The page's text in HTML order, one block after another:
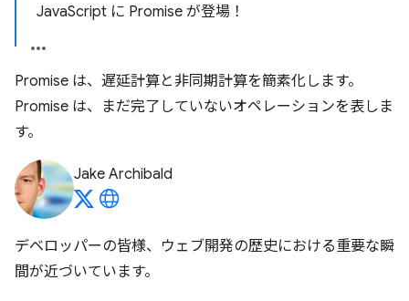
JavaScript に Promise が登場！
Promise は、遅延計算と非同期計算を簡素化します。
Promise は、まだ完了していないオペレーションを表しま
す。
Jake Archibald
デベロッパーの皆様、ウェブ開発の歴史における重要な瞬
間が近づいています。